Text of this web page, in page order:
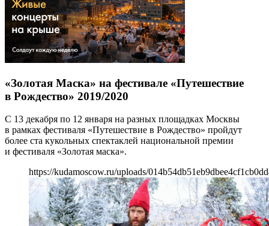
«Золотая Маска» на фестивале «Путешествие
в Рождество» 2019/2020
С 13 декабря по 12 января на разных площадках Москвы
в рамках фестиваля «Путешествие в Рождество» пройдут
более ста кукольных спектаклей национальной премии
и фестиваля «Золотая маска».
https://kudamoscow.ru/uploads/